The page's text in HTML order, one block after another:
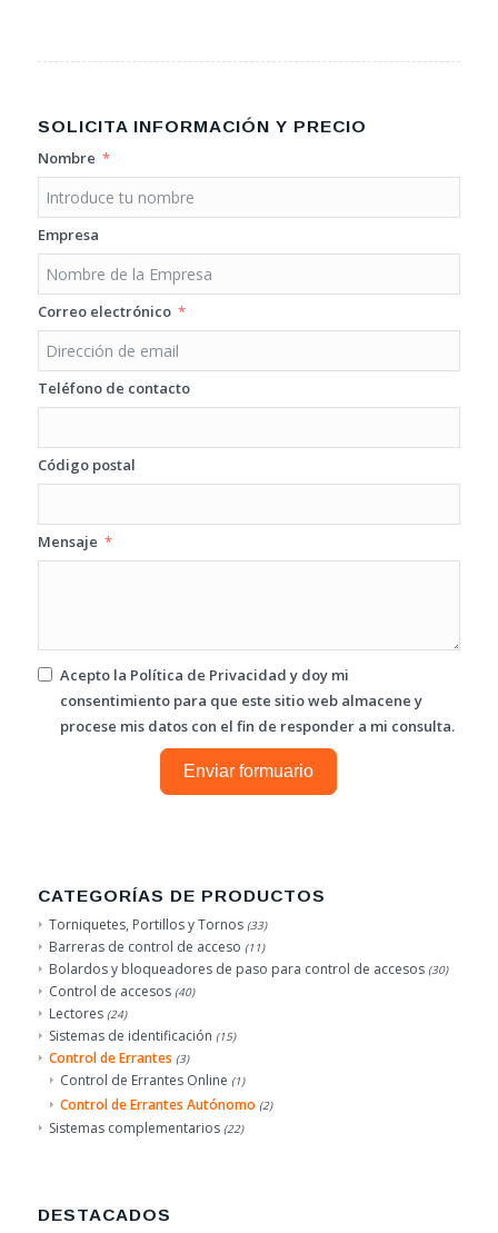
SOLICITA INFORMACIÓN Y PRECIO
Nombre
Empresa
Correo electrónico
Teléfono de contacto
Código postal
Mensaje
Acepto la Política de Privacidad y doy mi
consentimiento para que este sitio web almacene y
procese mis datos con el fin de responder a mi consulta.
Enviar formuario
CATEGORÍAS DE PRODUCTOS
Torniquetes, Portillos y Tornos (33)
Barreras de control de acceso (11)
Bolardos y bloqueadores de paso para control de accesos (30)
Control de accesos (40)
Lectores (24)
Sistemas de identificación (15)
Control de Errantes (3)
Control de Errantes Online (1)
Control de Errantes Autónomo (2)
Sistemas complementarios (22)
DESTACADOS